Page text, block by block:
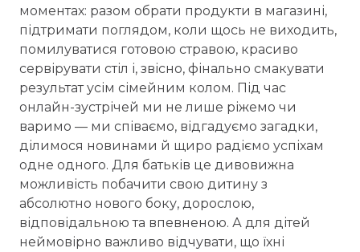
моментах: разом обрати продукти в магазині,
підтримати поглядом, коли щось не виходить,
помилуватися готовою стравою, красиво
сервірувати стіл і, звісно, фінально смакувати
результат усім сімейним колом. Під час
онлайн-зустрічей ми не лише ріжемо чи
варимо — ми співаємо, відгадуємо загадки,
ділимося новинами й щиро радіємо успіхам
одне одного. Для батьків це дивовижна
можливість побачити свою дитину з
абсолютно нового боку, дорослою,
відповідальною та впевненою. А для дітей
неймовірно важливо відчувати, що їхні